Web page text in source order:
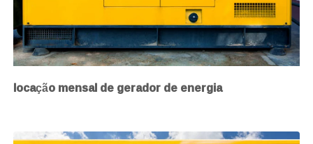
locação mensal de gerador de energia